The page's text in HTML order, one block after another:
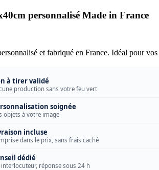
personnalisé Made in France
et fabriqué en France. Idéal pour
à tirer validé
production sans votre feu vert
soignée
objets à votre image
incluse
dans le prix, sans frais caché
dédié
interlocuteur, réponse sous 24 h